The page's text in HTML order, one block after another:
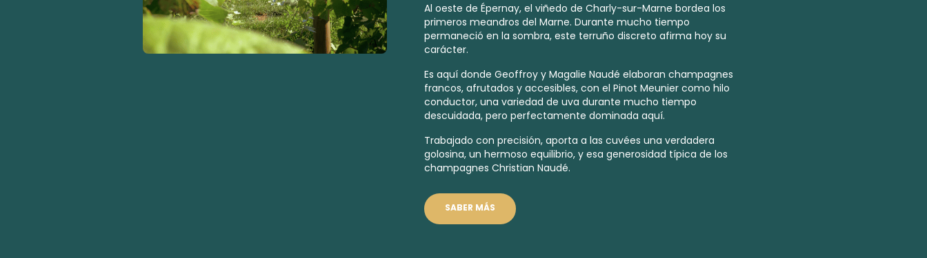
Al oeste de Épernay, el viñedo de Charly-sur-Marne bordea los
primeros meandros del Marne. Durante mucho tiempo
permaneció en la sombra, este terruño discreto afirma hoy su
carácter.
Es aquí donde Geoffroy y Magalie Naudé elaboran champagnes
francos, afrutados y accesibles, con el Pinot Meunier como hilo
conductor, una variedad de uva durante mucho tiempo
descuidada, pero perfectamente dominada aquí.
Trabajado con precisión, aporta a las cuvées una verdadera
golosina, un hermoso equilibrio, y esa generosidad típica de los
champagnes Christian Naudé.
SABER MÁS